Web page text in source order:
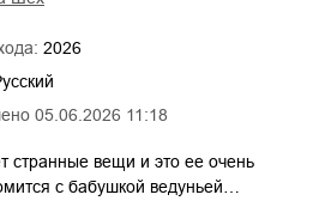
05.06.2026 11:18
2026
странные вещи и это ее очень
с бабушкой ведуньей…